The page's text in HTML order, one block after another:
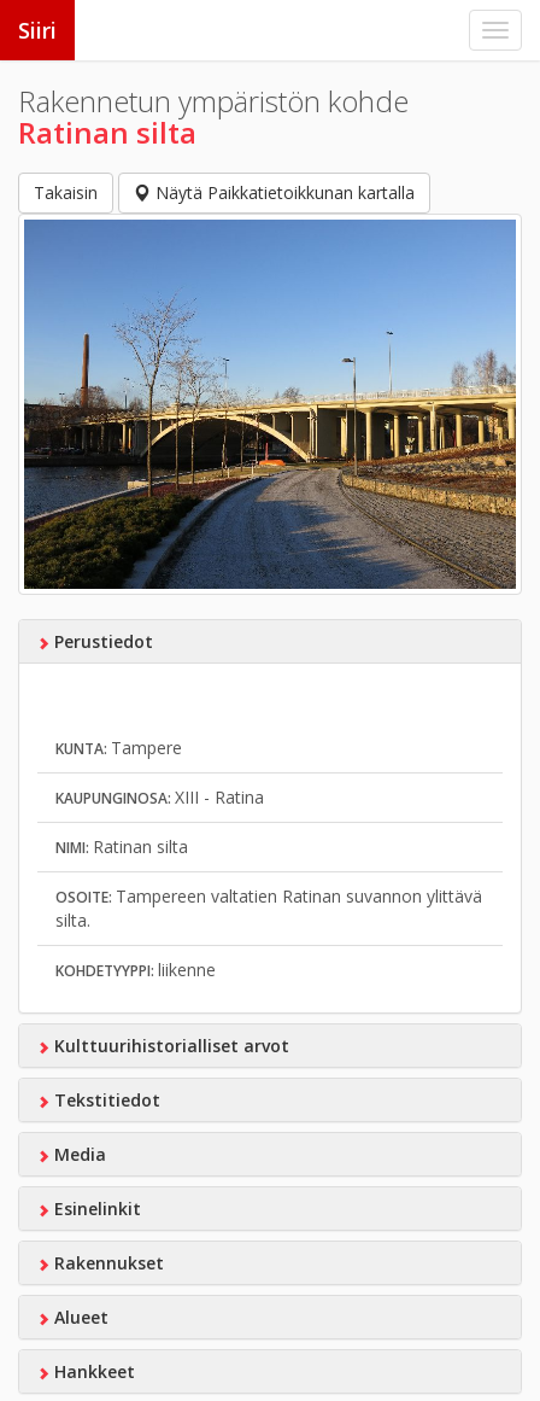
Siiri
Rakennetun ympäristön kohde
Ratinan silta
Takaisin Näytä Paikkatietoikkunan kartalla
Perustiedot
KUNTA: Tampere
KAUPUNGINOSA: XIII - Ratina
NIMI: Ratinan silta
OSOITE: Tampereen valtatien Ratinan suvannon ylittävä
silta.
KOHDETYYPPI: liikenne
Kulttuurihistorialliset arvot
Tekstitiedot
Media
Esinelinkit
Rakennukset
Alueet
Hankkeet